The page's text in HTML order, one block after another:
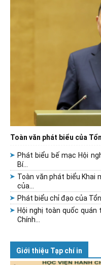
Toàn văn phát biểu của
Phát biểu bế mạc Hội
Bí...
Toàn văn phát biểu Khai
của...
Phát biểu chỉ đạo của
Hội nghị toàn quốc quán
Chính...
Giới thiệu Tạp chí in